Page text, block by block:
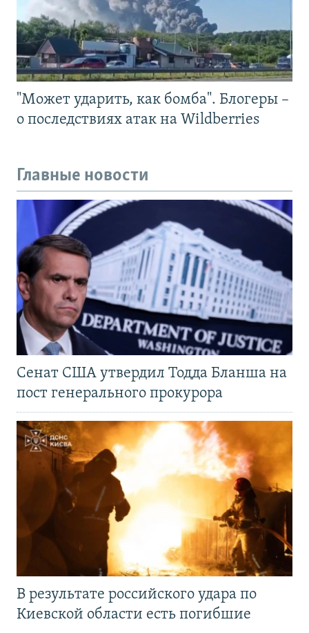
"Может ударить, как бомба". Блогеры –
о последствиях атак на Wildberries
Главные новости
Сенат США утвердил Тодда Бланша на
пост генерального прокурора
В результате российского удара по
Киевской области есть погибшие